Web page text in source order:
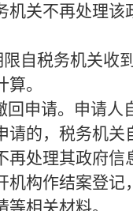
机关不再处理该
限自税务机关收
。
回申请。 申请人
请的，税务机关
再处理其政府信
机构作结案登记
相关材料。